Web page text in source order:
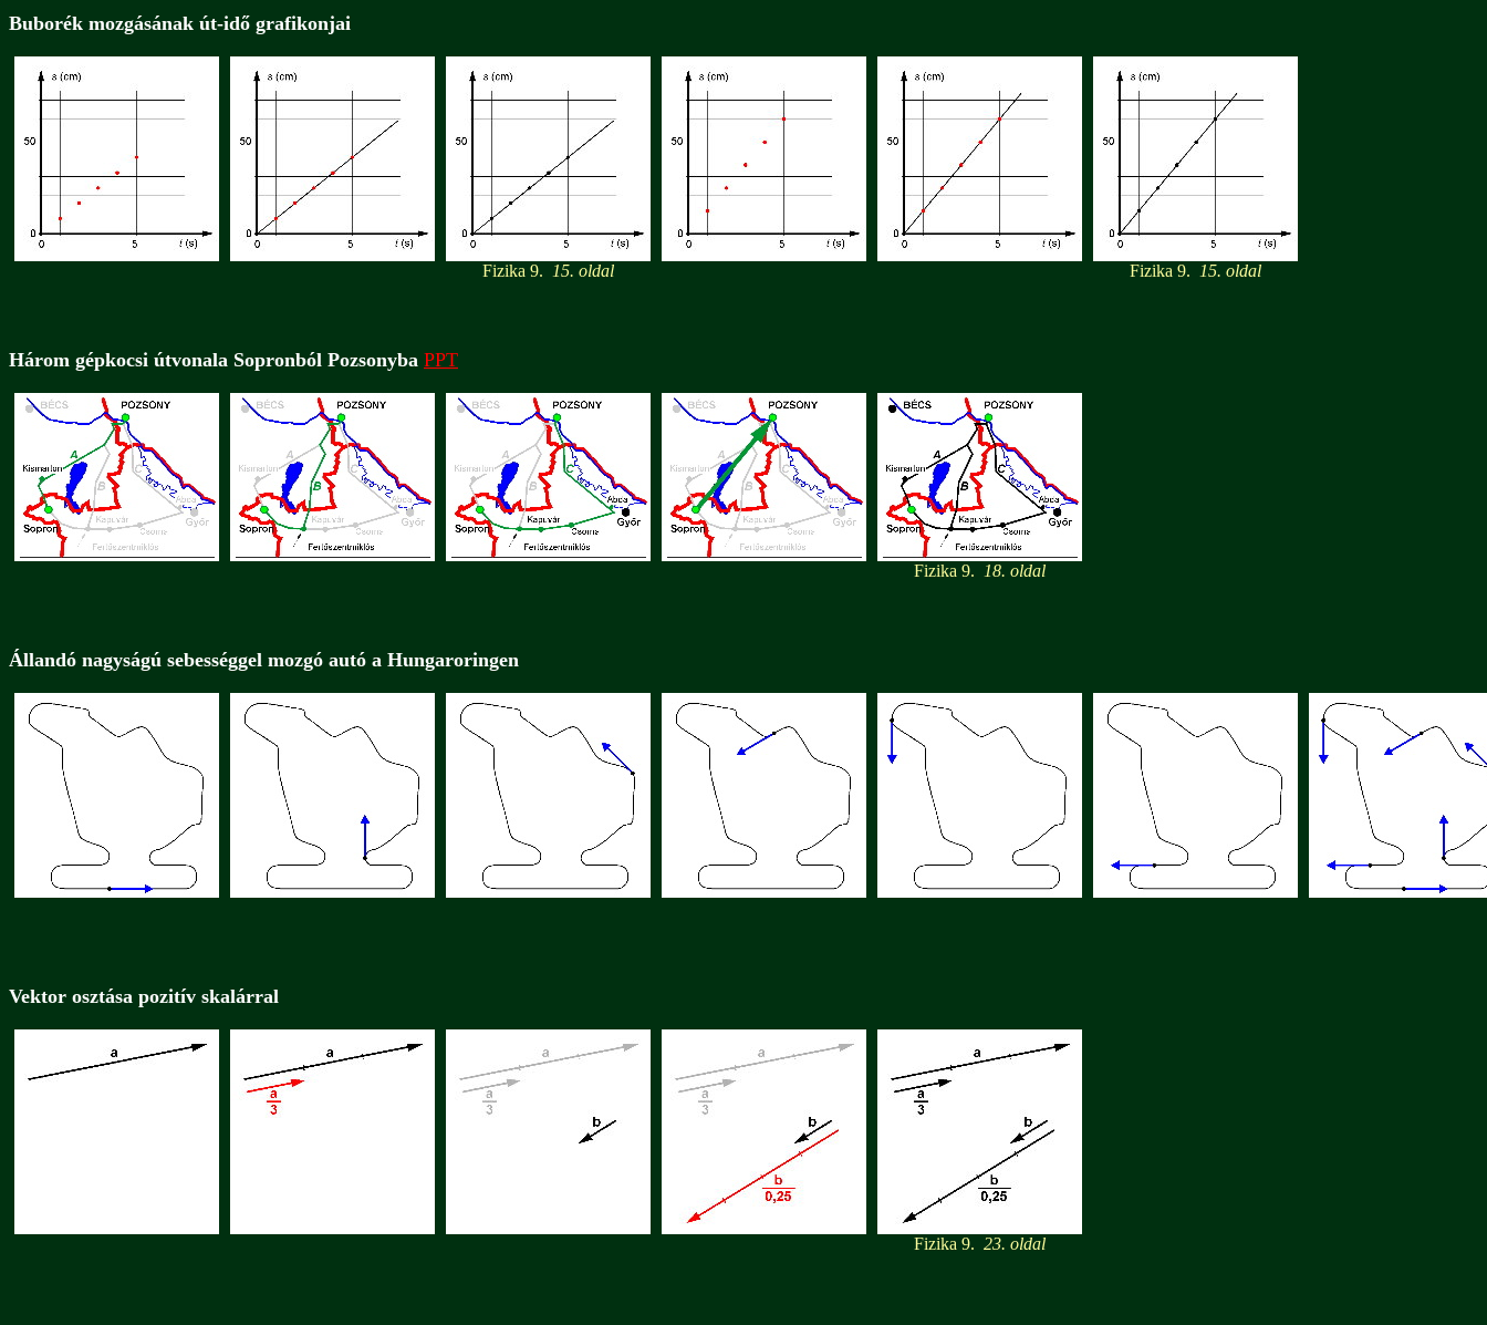
Buborék mozgásának út-idő grafikonjai
Fizika 9. 15. oldal Fizika 9. 15. oldal
Három gépkocsi útvonala Sopronból Pozsonyba PPT
Fizika 9. 18. oldal
Állandó nagyságú sebességgel mozgó autó a Hungaroringen
Vektor osztása pozitív skalárral
Fizika 9. 23. oldal